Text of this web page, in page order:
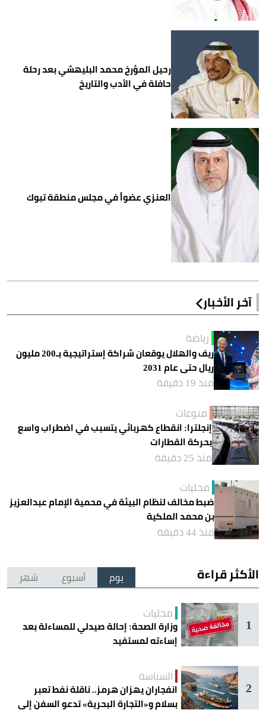
رحيل المؤرخ محمد البليهشي بعد رحلة
حافلة في الأدب والتاريخ
العنزي عضواً في مجلس منطقة تبوك
آخر الأخبار
رياضة
ريف والهلال يوقعان شراكة إستراتيجية بـ200 مليون
ريال حتى عام 2031
منذ 19 دقيقة
منوعات
إنجلترا: انقطاع كهربائي يتسبب في اضطراب واسع
بحركة القطارات
منذ 25 دقيقة
محليات
ضبط مخالف لنظام البيئة في محمية الإمام عبدالعزيز
بن محمد الملكية
منذ 44 دقيقة
الأكثر قراءة يوم أسبوع شهر
1
محليات
وزارة الصحة: إحالة صيدلي للمساءلة بعد
إساءته لمستفيد
2
السياسة
انفجاران يهزان هرمز.. ناقلة نفط تعبر
بسلام و«التجارة البحرية» تدعو السفن إلى